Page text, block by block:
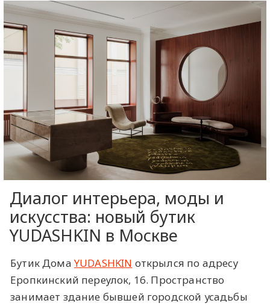
Диалог интерьера, моды и
искусства: новый бутик
YUDASHKIN в Москве
Бутик ДомаYUDASHKIN открылся по адресу
Еропкинский переулок, 16. Пространство
занимает здание бывшей городской усадьбы